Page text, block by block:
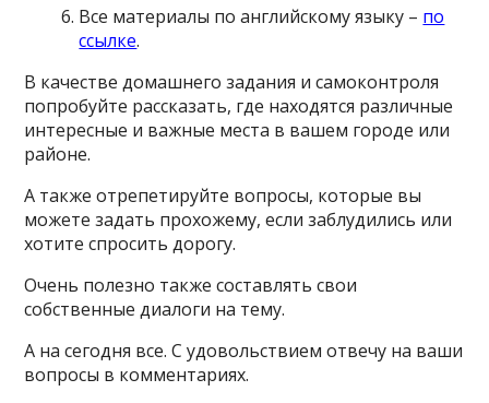
Все материалы по английскому языку – по
ссылке.
В качестве домашнего задания и самоконтроля
попробуйте рассказать, где находятся различные
интересные и важные места в вашем городе или
районе.
А также отрепетируйте вопросы, которые вы
можете задать прохожему, если заблудились или
хотите спросить дорогу.
Очень полезно также составлять свои
собственные диалоги на тему.
А на сегодня все. С удовольствием отвечу на ваши
вопросы в комментариях.